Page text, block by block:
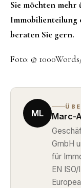
Sie möchten
Immobilienteilung
beraten Sie gern.
Foto: ©
ML Marc-
GmbH
für
EN